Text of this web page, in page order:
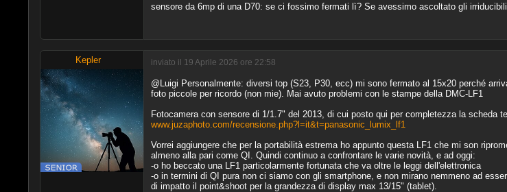
sensore da 6mp di una D70: se ci fossimo fermati lì? Se avessimo ascoltato gli
Kepler inviato il 19 Aprile 2026 ore 22:58
@Luigi Personalmente: diversi top (S23, P30, ecc) mi sono fermato al 15x20 perché
foto piccole per ricordo (non mie). Mai avuto problemi con le stampe della DMC-LF1
Fotocamera con sensore di 1/1.7" del 2013, di cui posto qui per completezza la scheda
www.juzaphoto.com/recensione.php?l=it&t=panasonic_lumix_lf1
Vorrei aggiungere che per la portabilità estrema ho appunto questa LF1 che mi son
almeno alla pari come QI. Quindi continuo a confrontare le varie novità, e ad oggi:
-o ho beccato una LF1 particolarmente fortunata che va oltre le leggi dell'elettronica
-o in termini di QI pura non ci siamo con gli smartphone, e non mirano nemmeno ad
di impatto il point&shoot per la grandezza di display max 13/15" (tablet).